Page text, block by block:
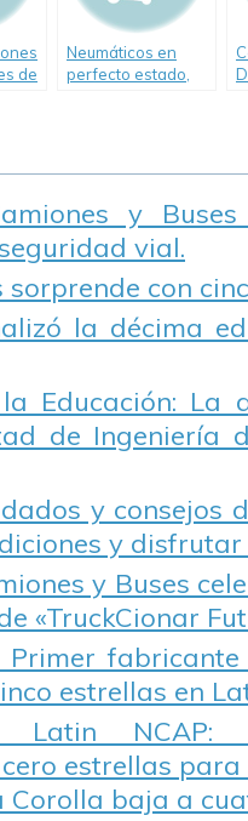
de
Neumáticos en
perfecto estado,
y
vial.
sorprende con
la décima
Educación: La
de Ingeniería
y consejos
y disfrutar
y Buses
«TruckCionar
Primer
estrellas en
Latin NCAP:
estrellas para
Corolla baja a